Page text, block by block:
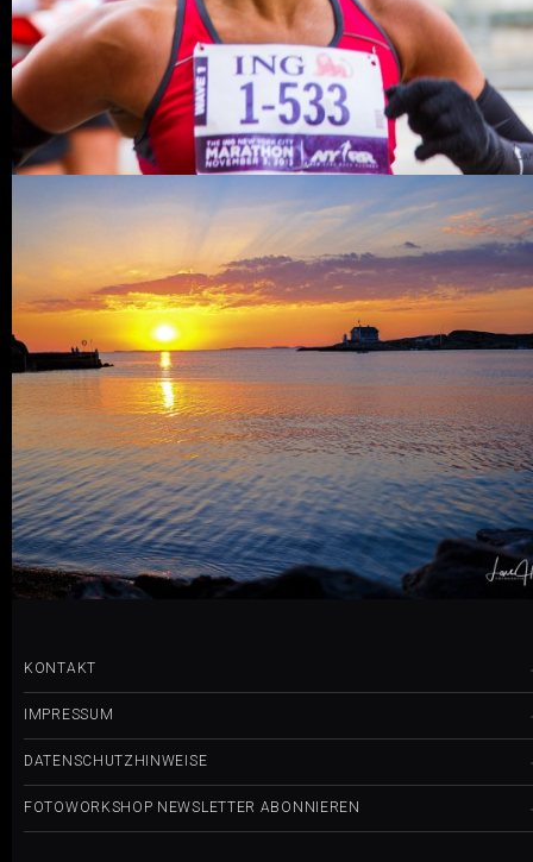
0 COMMENTS
10 LIKES
0 COMMENTS
25 LIKES
KONTAKT
IMPRESSUM
DATENSCHUTZHINWEISE
FOTOWORKSHOP NEWSLETTER ABONNIEREN